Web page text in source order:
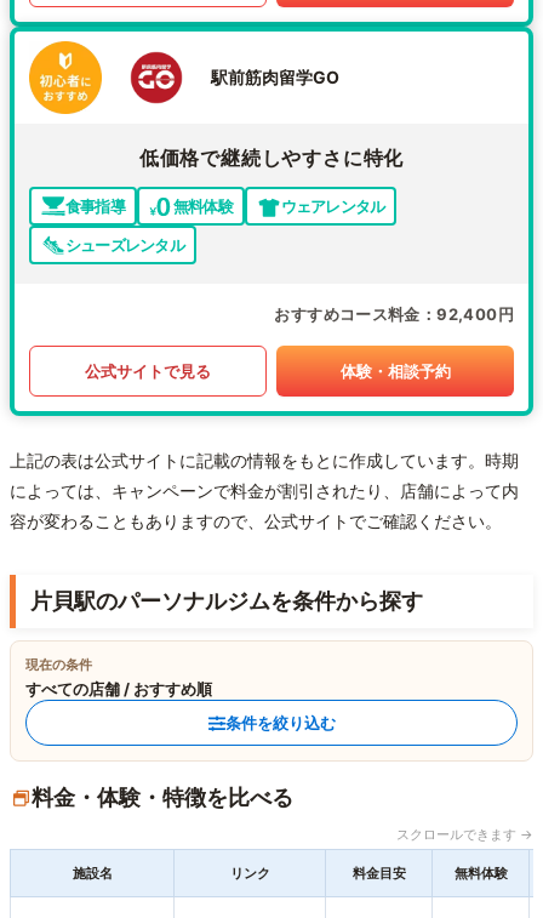
駅前筋肉留学GO
低価格で継続しやすさに特化
食事指導 無料体験
ウェアレンタル
シューズレンタル
おすすめコース料金 92,400円
公式サイトで見る 体験・相談予約
上記の表は公式サイトに記載の情報をもとに作成しています。時期
によっては、キャンペーンで料金が割引されたり、店舗によって内
容が変わることもありますので、公式サイトでご確認ください。
片貝駅のパーソナルジムを条件から探す
現在の条件
すべての店舗 / おすすめ順
条件を絞り込む
料金・体験・特徴を比べる
スクロールできます →
施設名 リンク 料金目安 無料体験